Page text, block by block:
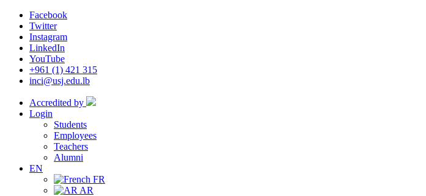
Facebook
Twitter
Instagram
LinkedIn
YouTube
+961 (1) 421 315
inci@usj.edu.lb
Accredited by
Login
Students
Employees
Teachers
Alumni
EN
FR
AR